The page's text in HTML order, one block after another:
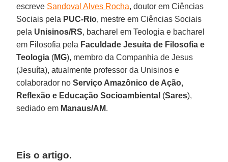
escreve Sandoval Alves Rocha, doutor em Ciências
Sociais pela PUC-Rio, mestre em Ciências Sociais
pela Unisinos/RS, bacharel em Teologia e bacharel
em Filosofia pela Faculdade Jesuíta de Filosofia e
Teologia (MG), membro da Companhia de Jesus
(Jesuíta), atualmente professor da Unisinos e
colaborador noServiço Amazônico de Ação,
Reflexão e Educação Socioambiental (Sares),
sediado em Manaus/AM.
Eis o artigo.